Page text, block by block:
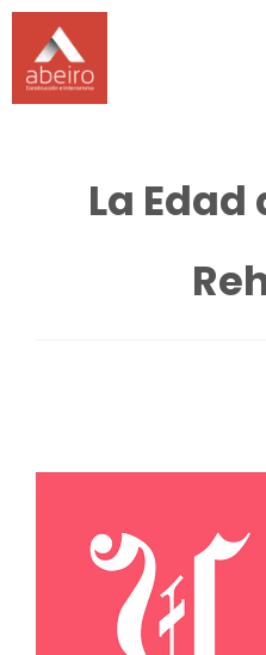
La Edad